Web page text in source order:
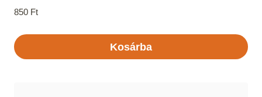
850 Ft
Kosárba